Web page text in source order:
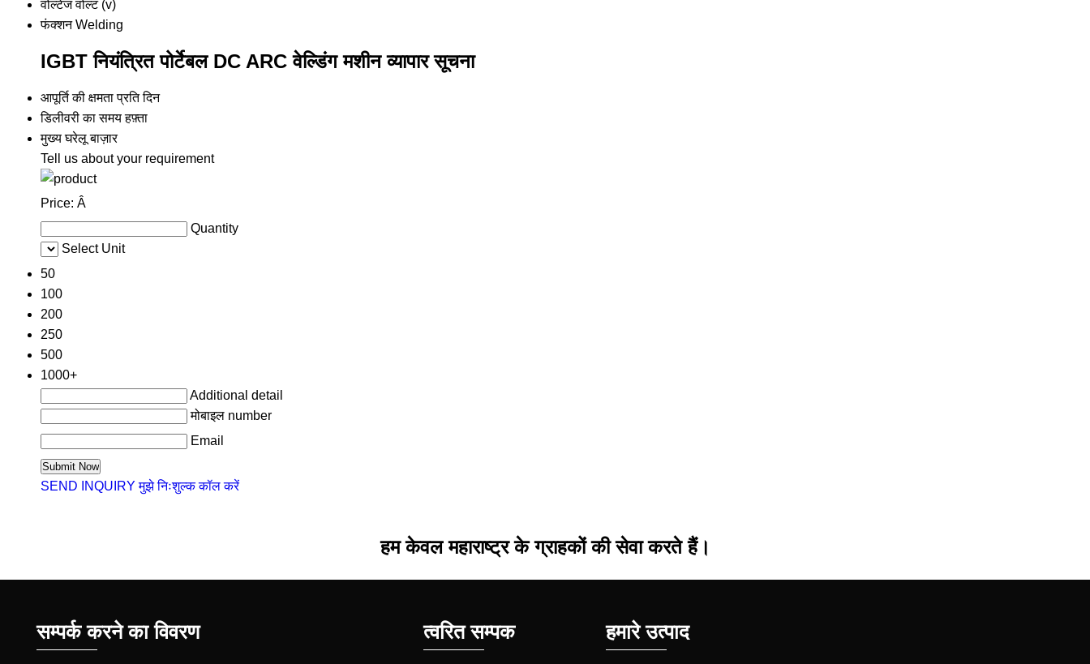
वोल्टेज वोल्ट (v)
फंक्शन Welding
IGBT नियंत्रित पोर्टेबल DC ARC वेल्डिंग मशीन व्यापार सूचना
आपूर्ति की क्षमता प्रति दिन
डिलीवरी का समय हफ़्ता
मुख्य घरेलू बाज़ार
Tell us about your requirement
Price: Â
Quantity
Select Unit
50
100
200
250
500
1000+
Additional detail
मोबाइल number
Email
SEND INQUIRY मुझे निःशुल्क कॉल करें
हम केवल महाराष्ट्र के ग्राहकों की सेवा करते हैं।
सम्पर्क करने का विवरण त्वरित सम्पक हमारे उत्पाद